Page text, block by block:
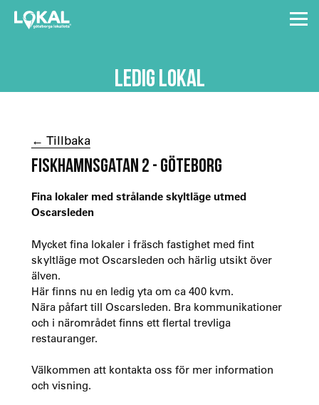
LEDIG LOKAL
← Tillbaka
FISKHAMNSGATAN 2 - GÖTEBORG
Fina lokaler med strålande skyltläge utmed
Oscarsleden
Mycket fina lokaler i fräsch fastighet med fint
skyltläge mot Oscarsleden och härlig utsikt över
älven.
Här finns nu en ledig yta om ca 400 kvm.
Nära påfart till Oscarsleden. Bra kommunikationer
och i närområdet finns ett flertal trevliga
restauranger.
Välkommen att kontakta oss för mer information
och visning.